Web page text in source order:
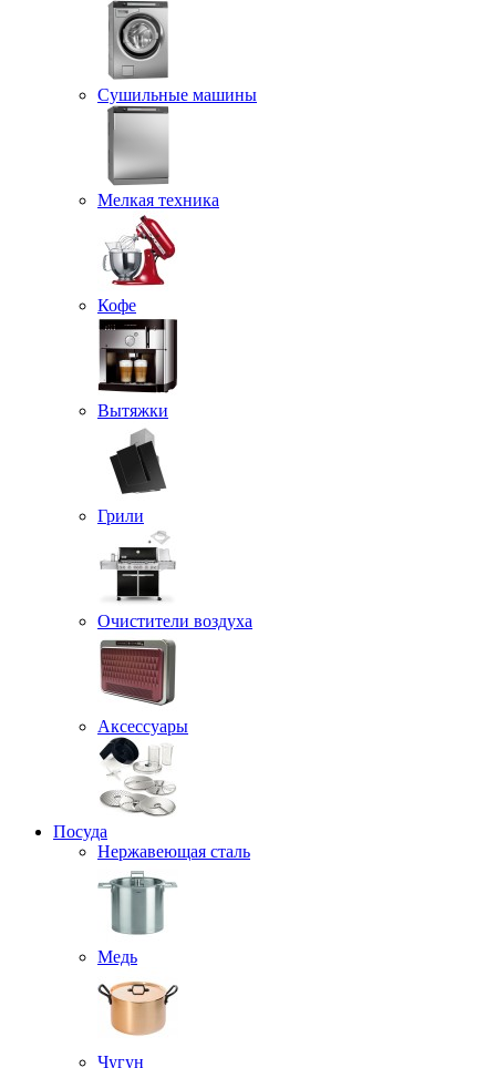
Сушильные машины
Мелкая техника
Кофе
Вытяжки
Грили
Очистители воздуха
Аксессуары
Посуда
Нержавеющая сталь
Медь
Чугун